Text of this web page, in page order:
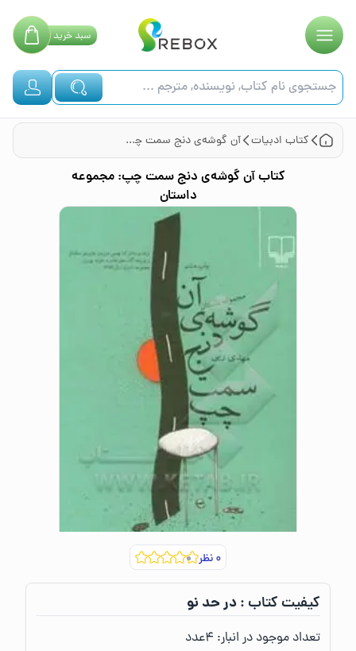
سبدخرید
کتاب ادبیات آن گوشه‌ی دنج سمت چپ: مجموعه داستان
کتابآن گوشه‌ی دنج سمت چپ: مجموعه
داستان
۰نظر
کیفیت کتاب :‌در حد نو
تعداد موجود در انبار:‌ ۴عدد